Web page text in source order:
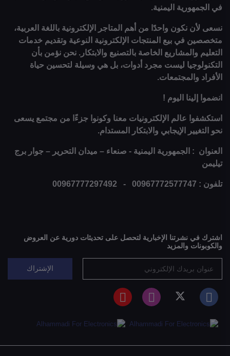
في الجمهورية اليمنية.
نسعى لأن نكون واحدًا من أهم المتاجر الإلكترونية باللغة العربية،
متخصصين في بيع المنتجات الإلكترونية النوعية وتقديم خدمات
التعليم والمشاريع الخاصة بالتصنيع والابتكار. نحن نؤمن بأن
التكنولوجيا ليست مجرد أدوات، بل هي وسيلة لتحسين حياة
الأفراد والمجتمعات.
انضموا إلينا اليوم !
استكشفوا عالم الإلكترونيات معنا وكونوا جزءًا من مجتمع يسعى
نحو التغيير الإيجابي والابتكار المستدام.
العنوان : الجمهورية اليمنية - صنعاء – ميدان التحرير – جوار برج
تيليمن
تلفون : 00967772577747 - 00967777297492
اشترك في نشرتنا الإخبارية لتحصل على تحديثات دورية عن العروض
والكوبونات والمزيد
الإشتراك